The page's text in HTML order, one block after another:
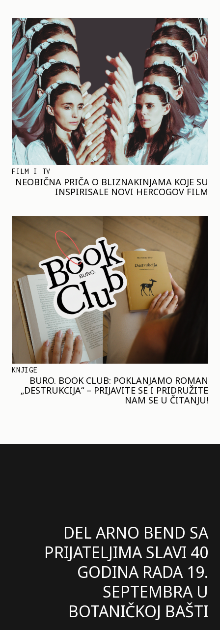
FILM I TV
NEOBIČNA PRIČA O BLIZNAKINJAMA KOJE SU
INSPIRISALE NOVI HERCOGOV FILM
KNJIGE
BURO. BOOK CLUB: POKLANJAMO ROMAN
„DESTRUKCIJA“ – PRIJAVITE SE I PRIDRUŽITE
NAM SE U ČITANJU!
DEL ARNO BEND SA
PRIJATELJIMA SLAVI 40
GODINA RADA 19.
SEPTEMBRA U
BOTANIČKOJ BAŠTI